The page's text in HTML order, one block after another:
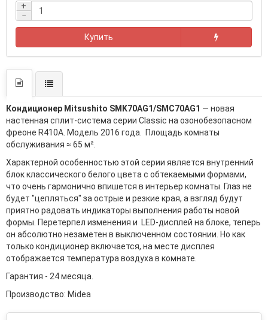
+
−
Купить
Кондиционер Mitsushito SMK70AG1/SMC70AG1 — новая
настенная сплит-система серии Classic на озонобезопасном
фреоне R410A. Модель 2016 года. Площадь комнаты
обслуживания ≈ 65 м².
Характерной особенностью этой серии является внутренний
блок классического белого цвета с обтекаемыми формами,
что очень гармонично впишется в интерьер комнаты. Глаз не
будет "цепляться" за острые и резкие края, а взгляд будут
приятно радовать индикаторы выполнения работы новой
формы. Перетерпел изменения и LED-дисплей на блоке, теперь
он абсолютно незаметен в выключенном состоянии. Но как
только кондиционер включается, на месте дисплея
отображается температура воздуха в комнате.
Гарантия - 24 месяца.
Производство: Midea